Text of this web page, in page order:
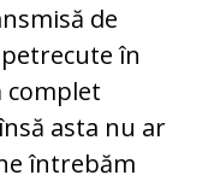
de
în
complet
asta nu ar
întrebăm